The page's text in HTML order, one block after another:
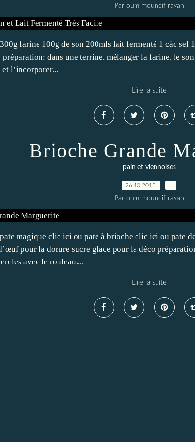
Par oum mouncif rayan
farine 100g de son 200mls lait fermenté 1 càc sel
dans une terrine, mélanger la farine, le
l’incorporer...
Lire la suite
Brioche Grande
pain et viennoises
26.10.2013
Par oum mouncif rayan
magique clic ici ou pate à brioche clic ici ou pate
pour la dorure sucre glace pour la déco
avec le rouleau....
Lire la suite